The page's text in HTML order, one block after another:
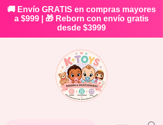
🚚 Envío GRATIS en compras mayores
a $999 | 🎁 Reborn con envío gratis
desde $3999